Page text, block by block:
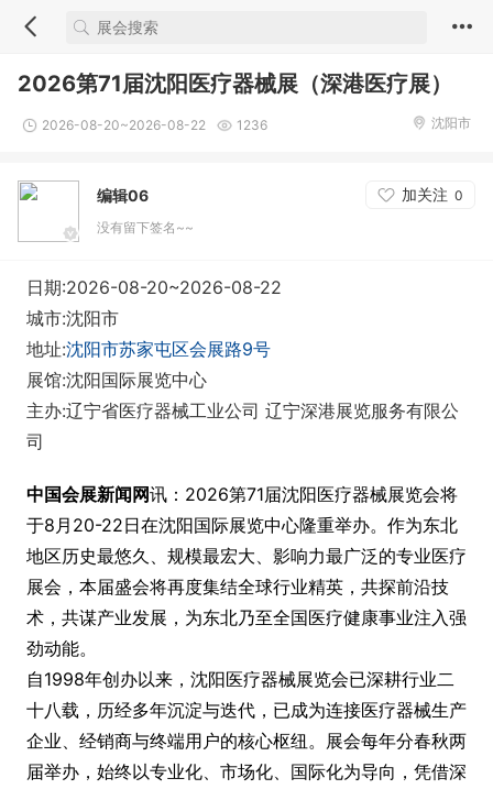
2026第71届沈阳医疗器械展（深港医疗展）
2026-08-20~2026-08-22 1236 沈阳市
编辑06 加关注 0
没有留下签名~~
日期:2026-08-20~2026-08-22
城市:沈阳市
地址:沈阳市苏家屯区会展路9号
展馆:沈阳国际展览中心
主办:辽宁省医疗器械工业公司 辽宁深港展览服务有限公
司
中国会展新闻网讯：2026第71届沈阳医疗器械展览会将
于8月20-22日在沈阳国际展览中心隆重举办。作为东北
地区历史最悠久、规模最宏大、影响力最广泛的专业医疗
展会，本届盛会将再度集结全球行业精英，共探前沿技
术，共谋产业发展，为东北乃至全国医疗健康事业注入强
劲动能。
自1998年创办以来，沈阳医疗器械展览会已深耕行业二
十八载，历经多年沉淀与迭代，已成为连接医疗器械生产
企业、经销商与终端用户的核心枢纽。展会每年分春秋两
届举办，始终以专业化、市场化、国际化为导向，凭借深